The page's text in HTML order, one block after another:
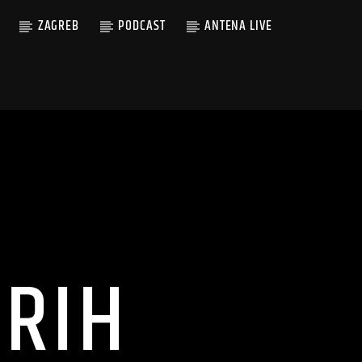
ZAGREB PODCAST ANTENA LIVE